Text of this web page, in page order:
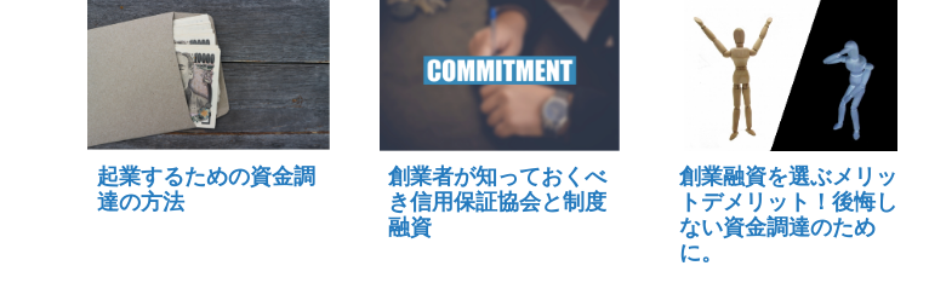
起業するための資金調
達の方法
創業者が知っておくべ
き信用保証協会と制度
融資
創業融資を選ぶメリッ
トデメリット！後悔し
ない資金調達のため
に。